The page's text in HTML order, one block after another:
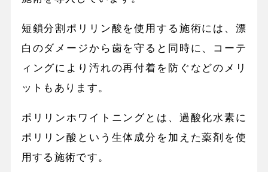
短鎖分割ポリリン酸を使用する施術には、漂
白のダメージから歯を守ると同時に、コーテ
ィングにより汚れの再付着を防ぐなどのメリ
ットもあります。
ポリリンホワイトニングとは、過酸化水素に
ポリリン酸という生体成分を加えた薬剤を使
用する施術です。